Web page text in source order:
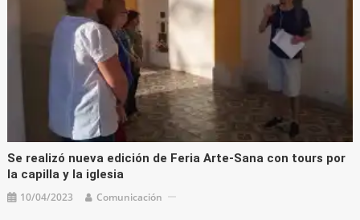
Se realizó nueva edición de Feria Arte-Sana con tours por
la capilla y la iglesia
10/04/2023 Comunicación